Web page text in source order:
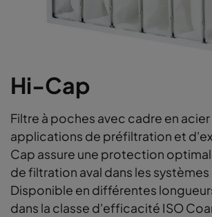
Hi-Cap
Filtre à poches avec cadre en
applications de préfiltration et
Cap assure une protection
de filtration aval dans les systèmes
Disponible en différentes
dans la classe d'efficacité ISO